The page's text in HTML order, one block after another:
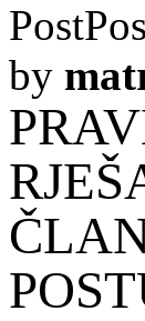
Post
by